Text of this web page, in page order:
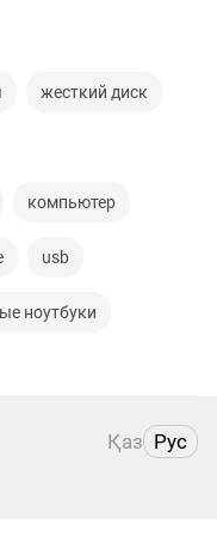
жесткий диск
компьютер
usb
ноутбуки
блоки
Қаз Рус